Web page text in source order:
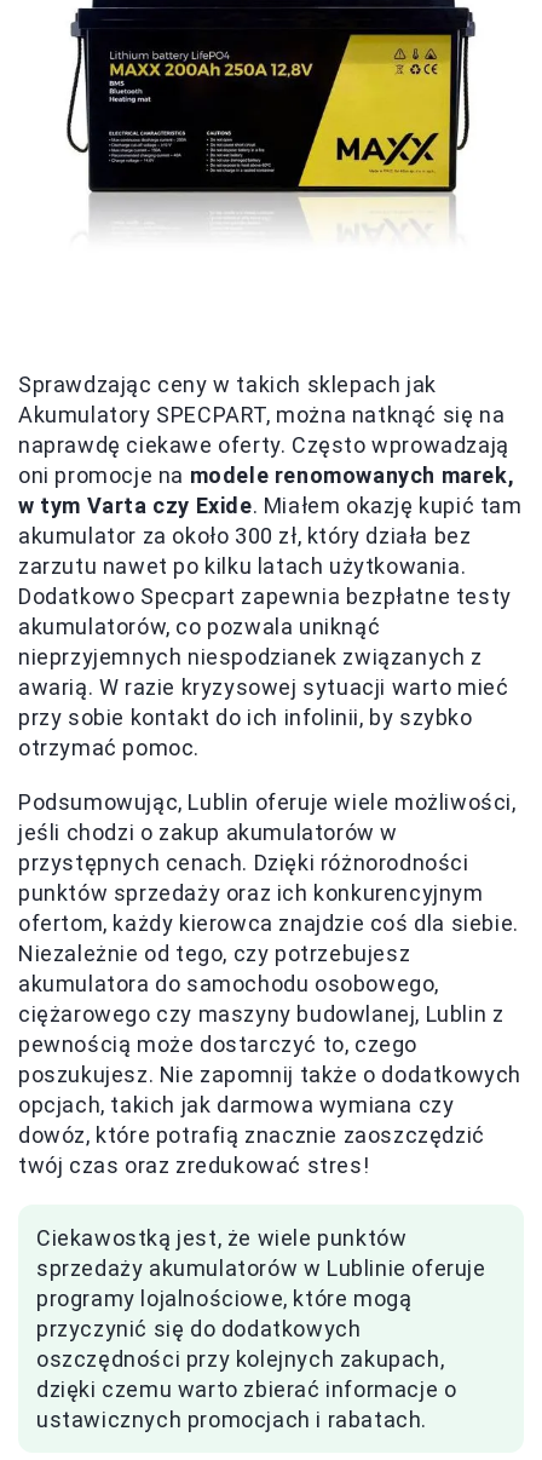
Sprawdzając ceny w takich sklepach jak
Akumulatory SPECPART, można natknąć się na
naprawdę ciekawe oferty. Często wprowadzają
oni promocje na modele renomowanych marek,
w tym Varta czy Exide. Miałem okazję kupić tam
akumulator za około 300 zł, który działa bez
zarzutu nawet po kilku latach użytkowania.
Dodatkowo Specpart zapewnia bezpłatne testy
akumulatorów, co pozwala uniknąć
nieprzyjemnych niespodzianek związanych z
awarią. W razie kryzysowej sytuacji warto mieć
przy sobie kontakt do ich infolinii, by szybko
otrzymać pomoc.
Podsumowując, Lublin oferuje wiele możliwości,
jeśli chodzi o zakup akumulatorów w
przystępnych cenach. Dzięki różnorodności
punktów sprzedaży oraz ich konkurencyjnym
ofertom, każdy kierowca znajdzie coś dla siebie.
Niezależnie od tego, czy potrzebujesz
akumulatora do samochodu osobowego,
ciężarowego czy maszyny budowlanej, Lublin z
pewnością może dostarczyć to, czego
poszukujesz. Nie zapomnij także o dodatkowych
opcjach, takich jak darmowa wymiana czy
dowóz, które potrafią znacznie zaoszczędzić
twój czas oraz zredukować stres!
Ciekawostką jest, że wiele punktów
sprzedaży akumulatorów w Lublinie oferuje
programy lojalnościowe, które mogą
przyczynić się do dodatkowych
oszczędności przy kolejnych zakupach,
dzięki czemu warto zbierać informacje o
ustawicznych promocjach i rabatach.